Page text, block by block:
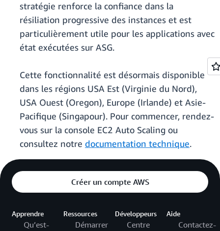
stratégie renforce la confiance dans la
résiliation progressive des instances et est
particulièrement utile pour les applications avec
état exécutées sur ASG.
Cette fonctionnalité est désormais disponible
dans les régions USA Est (Virginie du Nord),
USA Ouest (Oregon), Europe (Irlande) et Asie-
Pacifique (Singapour). Pour commencer, rendez-
vous sur la console EC2 Auto Scaling ou
consultez notre documentation technique.
Créer un compte AWS
Apprendre
Qu’est-
Ressources
Démarrer
Développeurs
Centre
Aide
Contactez-